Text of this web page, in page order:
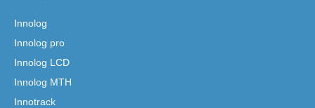
Innolog
Innolog pro
Innolog LCD
Innolog MTH
Innotrack